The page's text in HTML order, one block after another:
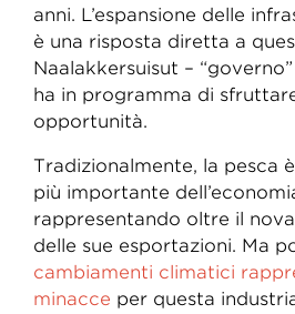
anni. L’espansione delle
è una risposta diretta a
Naalakkersuisut –
ha in programma di
opportunità.
Tradizionalmente, la pesca
più importante
rappresentando oltre il
delle sue esportazioni. Ma
cambiamenti climatici
minacce per questa